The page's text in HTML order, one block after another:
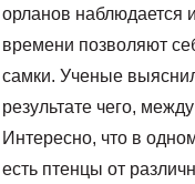
орланов наблюдается
времени позволяют
самки. Ученые
результате чего,
Интересно, что в
есть птенцы от